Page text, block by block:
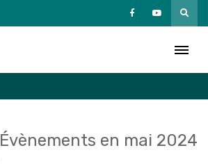
Évènements en mai 2024